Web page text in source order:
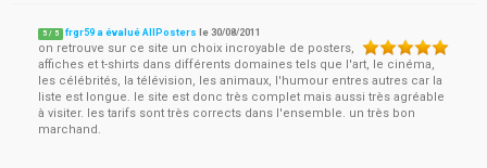
5 / 5 frgr59 a évalué AllPosters le30/08/2011
on retrouve sur ce site un choix incroyable de posters,
affiches et t-shirts dans différents domaines tels que l'art, le cinéma,
les célébrités, la télévision, les animaux, l'humour entres autres car la
liste est longue. le site est donc très complet mais aussi très agréable
à visiter. les tarifs sont très corrects dans l'ensemble. un très bon
marchand.